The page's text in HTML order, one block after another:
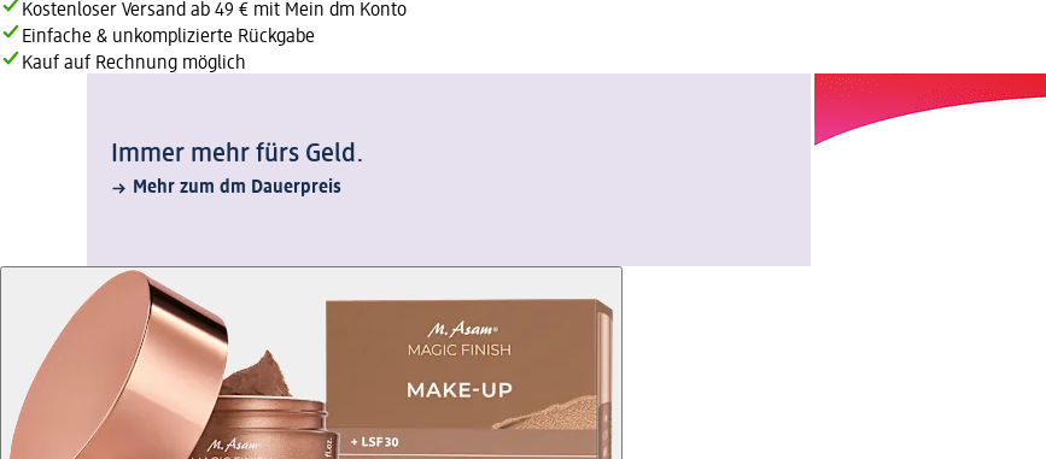
Kostenloser Versand ab 49 € mit Mein dm Konto
Einfache & unkomplizierte Rückgabe
Kauf auf Rechnung möglich
Immer mehr fürs Geld.
Mehr zum dm Dauerpreis